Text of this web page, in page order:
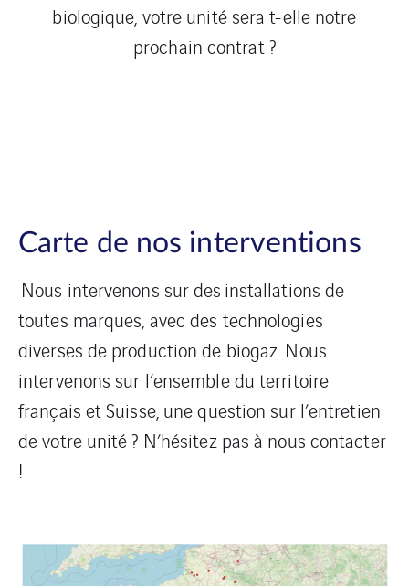
biologique, votre unité sera t-elle notre
prochain contrat ?
Carte de nos interventions
Nous intervenons sur des installations de
toutes marques, avec des technologies
diverses de production de biogaz. Nous
intervenons sur l’ensemble du territoire
français et Suisse, une question sur l’entretien
de votre unité ? N’hésitez pas à nous contacter
!